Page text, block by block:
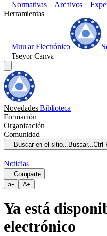
Normativas
Archivos
Herramientas
Muular Electrónico
Tseyor Canva
Novedades Biblioteca
Formación
Organización
Comunidad
Buscar en el sitio... Buscar...Ctrl
Noticias
Comparte
a− A+
Ya está
electrónico